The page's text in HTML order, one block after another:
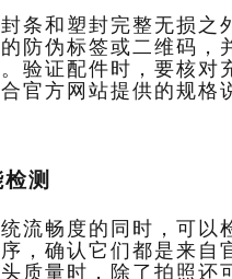
条和塑封完整无损之
防伪标签或二维码，
验证配件时，要核对
官方网站提供的规格
测
流畅度的同时，可以
，确认它们都是来自
质量时，除了拍照还